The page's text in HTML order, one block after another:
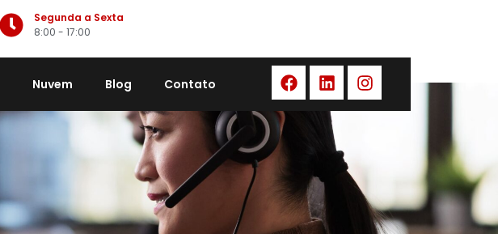
Segunda a Sexta
8:00 - 17:00
Nuvem Blog Contato